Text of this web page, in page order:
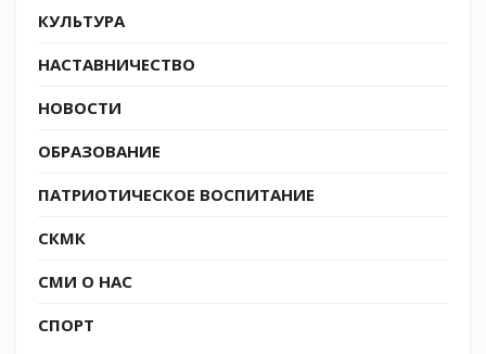
Источник:
КУЛЬТУРА
НАСТАВНИЧЕСТВО
НОВОСТИ
ОБРАЗОВАНИЕ
ПАТРИОТИЧЕСКОЕ ВОСПИТАНИЕ
СКМК
СМИ О НАС
СПОРТ